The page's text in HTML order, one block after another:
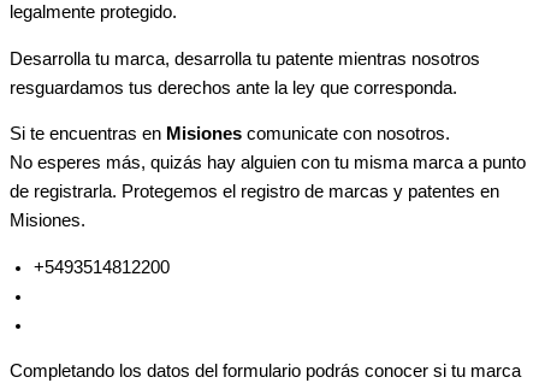
legalmente protegido.
Desarrolla tu marca, desarrolla tu patente mientras nosotros
resguardamos tus derechos ante la ley que corresponda.
Si te encuentras en Misiones comunicate con nosotros.
No esperes más, quizás hay alguien con tu misma marca a punto
de registrarla. Protegemos el registro de marcas y patentes en
Misiones.
+5493514812200
Completando los datos del formulario podrás conocer si tu marca